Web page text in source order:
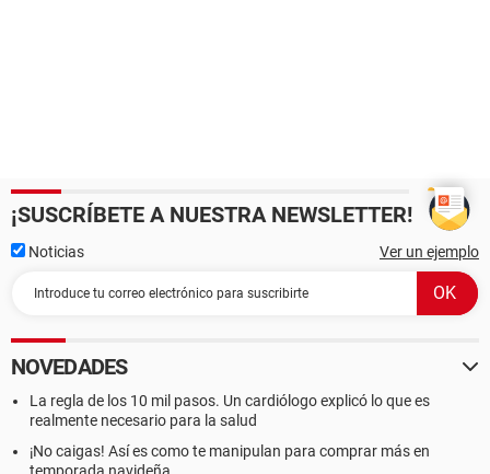
¡SUSCRÍBETE A NUESTRA NEWSLETTER!
Noticias Ver un ejemplo
NOVEDADES
La regla de los 10 mil pasos. Un cardiólogo explicó lo que es
realmente necesario para la salud
¡No caigas! Así es como te manipulan para comprar más en